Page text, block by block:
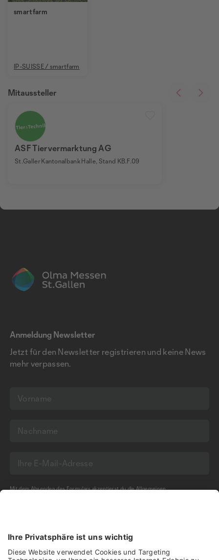
smartfarm
IP-SUISSE / smartfarm
ASF Tiervermarktung AG
St.Galler Kantonalbank Halle, Stand KB.F.09
Mitaussteller
Anmeldung Newsletter
Jetzt für den Newsletter registrieren und keine News
mehr verpassen.
Mit dem Absenden des Formulars akzeptierst du dieAllgemeinen